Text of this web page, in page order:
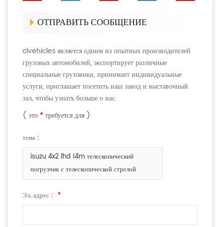
ОТПРАВИТЬ СООБЩЕНИЕ
clvehicles является одним из опытных производителей
грузовых автомобилей, экспортирует различные
специальные грузовики, принимает индивидуальные
услуги, приглашает посетить наш завод и выставочный
зал, чтобы узнать больше о нас.
( это * требуется для )
тема :
isuzu 4x2 lhd 14m телескопический
погрузчик с телескопической стрелой
Эл. адрес : *